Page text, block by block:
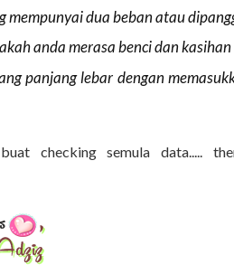
mempunyai dua beban atau
anda merasa benci dan
panjang lebar dengan
checking semula data.....